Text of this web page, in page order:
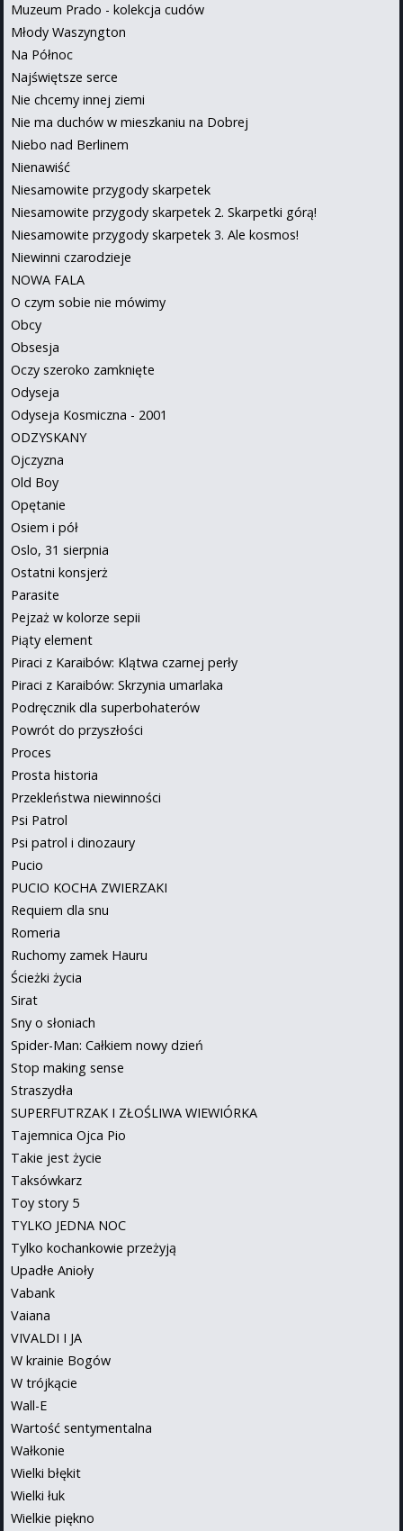
Muzeum Prado - kolekcja cudów
Młody Waszyngton
Na Północ
Najświętsze serce
Nie chcemy innej ziemi
Nie ma duchów w mieszkaniu na Dobrej
Niebo nad Berlinem
Nienawiść
Niesamowite przygody skarpetek
Niesamowite przygody skarpetek 2. Skarpetki górą!
Niesamowite przygody skarpetek 3. Ale kosmos!
Niewinni czarodzieje
NOWA FALA
O czym sobie nie mówimy
Obcy
Obsesja
Oczy szeroko zamknięte
Odyseja
Odyseja Kosmiczna - 2001
ODZYSKANY
Ojczyzna
Old Boy
Opętanie
Osiem i pół
Oslo, 31 sierpnia
Ostatni konsjerż
Parasite
Pejzaż w kolorze sepii
Piąty element
Piraci z Karaibów: Klątwa czarnej perły
Piraci z Karaibów: Skrzynia umarlaka
Podręcznik dla superbohaterów
Powrót do przyszłości
Proces
Prosta historia
Przekleństwa niewinności
Psi Patrol
Psi patrol i dinozaury
Pucio
PUCIO KOCHA ZWIERZAKI
Requiem dla snu
Romeria
Ruchomy zamek Hauru
Ścieżki życia
Sirat
Sny o słoniach
Spider-Man: Całkiem nowy dzień
Stop making sense
Straszydła
SUPERFUTRZAK I ZŁOŚLIWA WIEWIÓRKA
Tajemnica Ojca Pio
Takie jest życie
Taksówkarz
Toy story 5
TYLKO JEDNA NOC
Tylko kochankowie przeżyją
Upadłe Anioły
Vabank
Vaiana
VIVALDI I JA
W krainie Bogów
W trójkącie
Wall-E
Wartość sentymentalna
Wałkonie
Wielki błękit
Wielki łuk
Wielkie piękno